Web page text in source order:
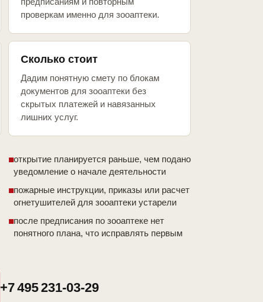
проверкам именно для зооаптеки.
Сколько стоит
Дадим понятную смету по блокам
документов для зооаптеки без
скрытых платежей и навязанных
лишних услуг.
открытие планируется раньше, чем подано
уведомление о начале деятельности
пожарные инструкции, приказы или расчет
огнетушителей для зооаптеки устарели
после предписания по зооаптеке нет
понятного плана, что исправлять первым
+7 495 231-03-29